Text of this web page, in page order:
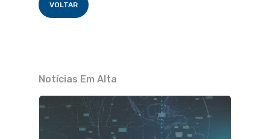
VOLTAR
Notícias Em Alta